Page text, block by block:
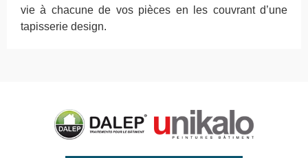
vie à chacune de vos pièces en les couvrant d’une
tapisserie design.